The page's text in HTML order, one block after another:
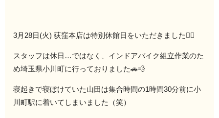
3月28日(火) 荻窪本店は特別休館日をいただきました🙇‍♂️
スタッフは休日…ではなく、インドアバイク組立作業のた
め埼玉県小川町に行っておりました🚗💨
寝起きで寝ぼけていた山田は集合時間の1時間30分前に小
川町駅に着いてしまいました（笑）